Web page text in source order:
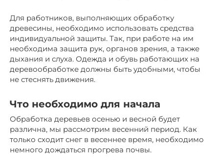
Для работников, выполняющих обработку
древесины, необходимо использовать средства
индивидуальной защиты. Так, при работе на им
необходима защита рук, органов зрения, а также
дыхания и слуха. Одежда и обувь работающих на
деревообработке должны быть удобными, чтобы
не стеснять движения.
Что необходимо для начала
Обработка деревьев осенью и весной будет
различна, мы рассмотрим весенний период. Как
только сходит снег в весеннее время, необходимо
немного дождаться прогрева почвы.